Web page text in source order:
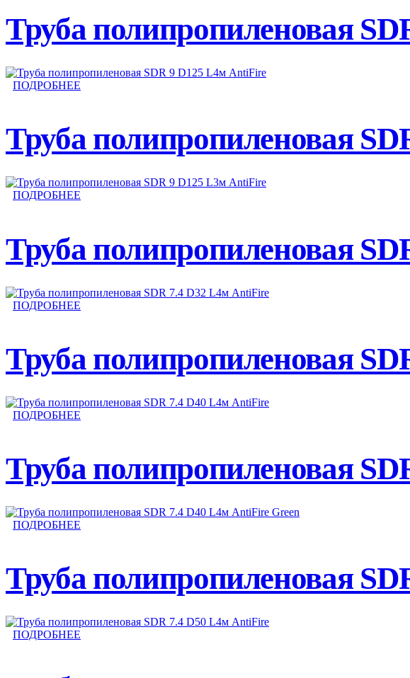
Труба полипропиленовая
ПОДРОБНЕЕ
Труба полипропиленовая
ПОДРОБНЕЕ
Труба полипропиленовая
ПОДРОБНЕЕ
Труба полипропиленовая
ПОДРОБНЕЕ
Труба полипропиленовая
ПОДРОБНЕЕ
Труба полипропиленовая
ПОДРОБНЕЕ